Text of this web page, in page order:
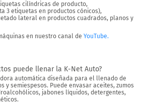
cilíndricas de producto,
3 etiquetas en productos cónicos),
lateral en productos cuadrados, planos y
en nuestro canal de YouTube.
puede llenar la K-Net Auto?
automática diseñada para el llenado de
y semiespesos. Puede envasar aceites, zumos
jabones líquidos, detergentes,